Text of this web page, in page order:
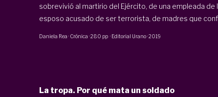
sobrevivió al martirio del Ejército, de una empleada
esposo acusado de ser terrorista, de madres que
Daniela Rea · Crónica ·280 pp· Editorial Urano·2019
La tropa. Por qué mata un soldado